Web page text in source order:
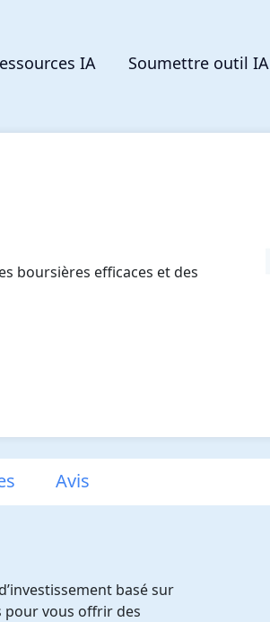
IA Soumettre outil IA
boursières efficaces et des
Avis
basé sur
pour vous offrir des